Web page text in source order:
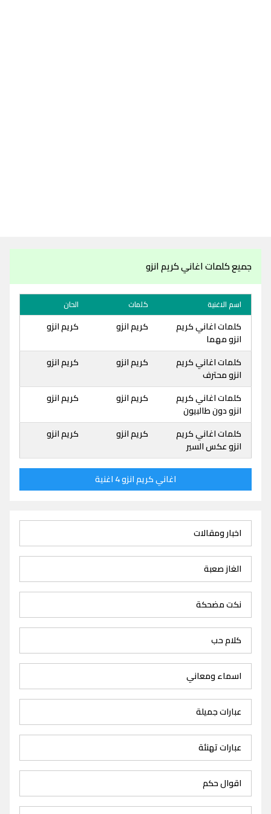
جميع كلمات اغاني كريم انزو
اسم الاغنية كلمات الحان
كلمات اغاني كريم
انزو مهما
كريم انزو كريم انزو
كلمات اغاني كريم
انزو محترف
كريم انزو كريم انزو
كلمات اغاني كريم
انزو دون طالبيون
كريم انزو كريم انزو
كلمات اغاني كريم
انزو عكس السير
كريم انزو كريم انزو
اغاني كريم انزو 4 اغنية
اخبار ومقالات
الغاز صعبة
نكت مضحكة
كلام حب
اسماء ومعاني
عبارات جميلة
عبارات تهنئة
اقوال حكم